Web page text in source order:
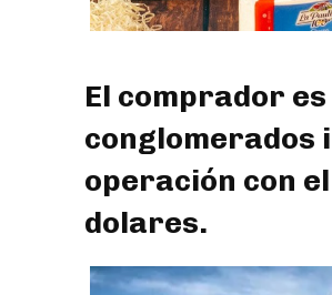
El comprador
conglomerados
operación con
dolares.